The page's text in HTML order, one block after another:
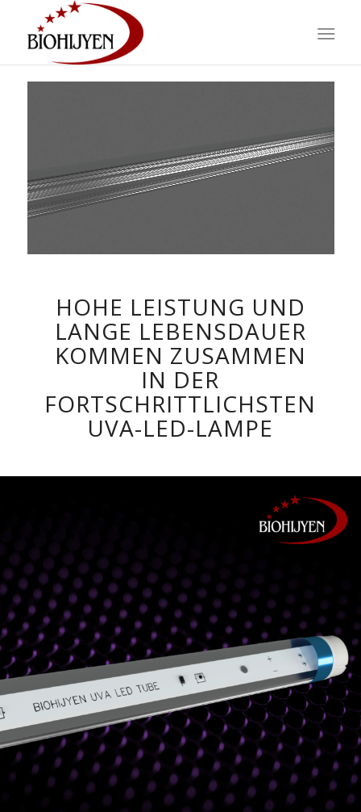
HOHE LEISTUNG UND
LANGE LEBENSDAUER
KOMMEN ZUSAMMEN
IN DER
FORTSCHRITTLICHSTEN
UVA-LED-LAMPE